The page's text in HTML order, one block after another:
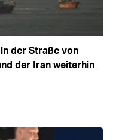
der Straße von
der Iran weiterhin